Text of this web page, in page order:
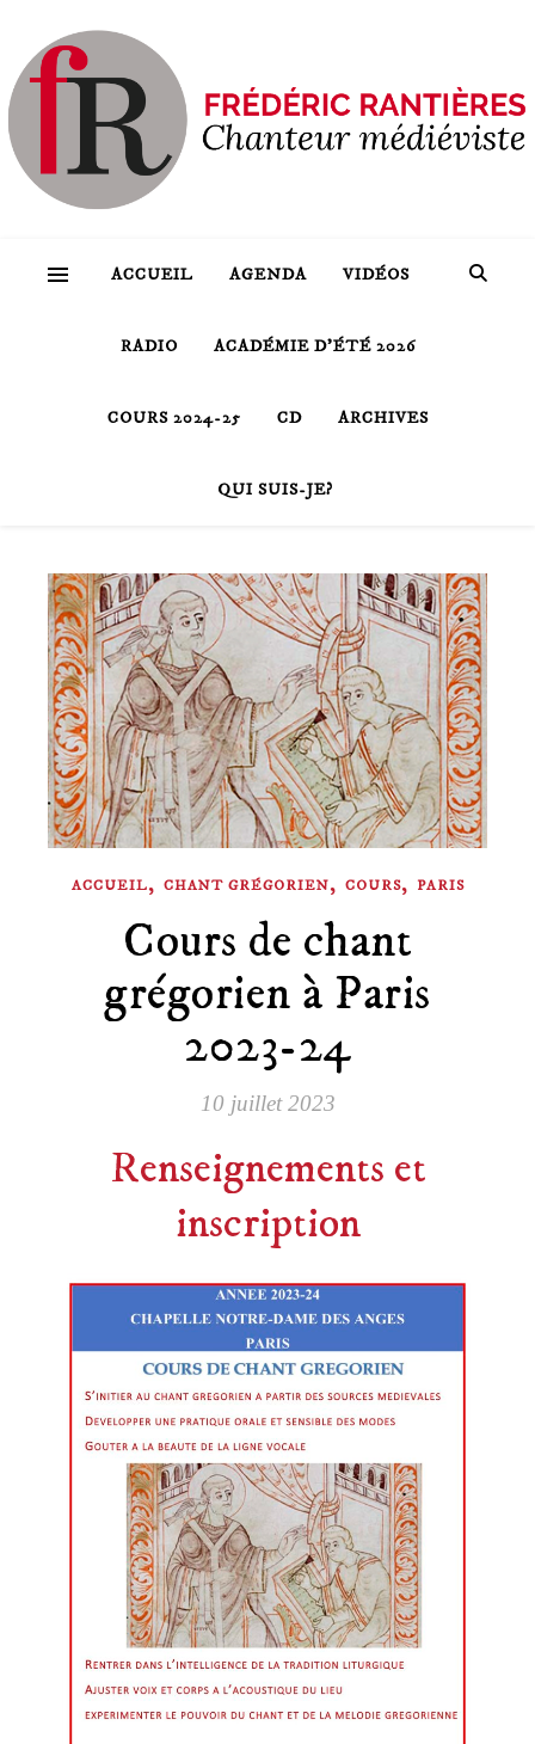
ACCUEIL AGENDA VIDÉOS
RADIO ACADÉMIE D’ÉTÉ 2026
COURS 2024-25 CD ARCHIVES
QUI SUIS-JE?
ACCUEIL, CHANT GRÉGORIEN, COURS, PARIS
Cours de chant
grégorien à Paris
2023-24
10 juillet 2023
Renseignements et
inscription